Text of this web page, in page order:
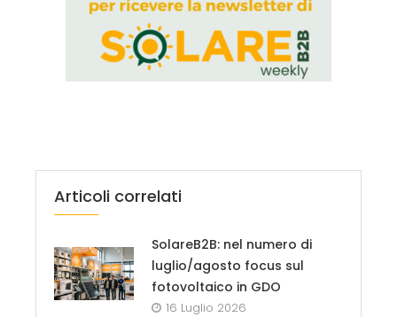
Articoli correlati
SolareB2B: nel numero di
luglio/agosto focus sul
fotovoltaico in GDO
16 Luglio 2026